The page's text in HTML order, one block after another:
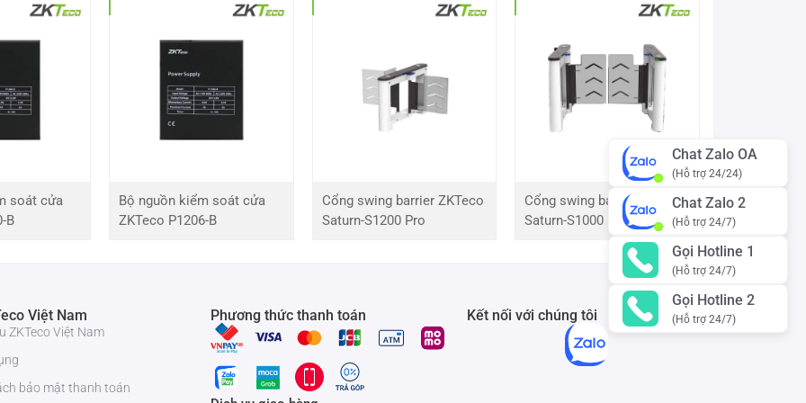
AC110V / 220V, 50 / 60Hz
0% ~ 95%
soát cửa
B
Bộ nguồn kiểm soát cửa
ZKTeco P1206-B
Cổng swing barrier ZKTeco
Saturn-S1200 Pro
Cổng swing barrier ZKTeco
Saturn-S1000 Pro
Việt Nam
ZKTeco Việt Nam
bảo mật thanh toán
Phương thức thanh toán Kết nối với chúng tôi
Chat Zalo OA
(Hỗ trợ 24/24)
Chat Zalo 2
(Hỗ trợ 24/7)
Gọi Hotline 1
(Hỗ trợ 24/7)
Gọi Hotline 2
(Hỗ trợ 24/7)